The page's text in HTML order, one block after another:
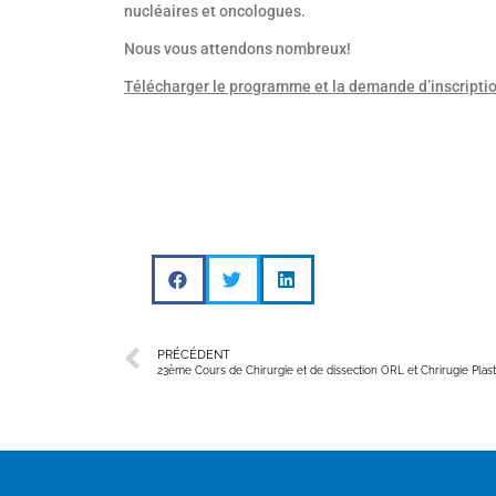
nucléaires et oncologues.
Nous vous attendons nombreux!
Télécharger le programme et la demande
PRÉCÉDENT
23ème Cours de Chirurgie et de dissection ORL et Chrirugie